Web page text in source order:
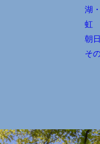
湖
虹
朝日
そ